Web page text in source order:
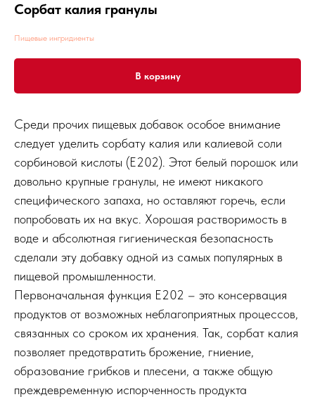
Сорбат калия гранулы
Пищевые ингридиенты
В корзину
Среди прочих пищевых добавок особое внимание
следует уделить сорбату калия или калиевой соли
сорбиновой кислоты (Е202). Этот белый порошок или
довольно крупные гранулы, не имеют никакого
специфического запаха, но оставляют горечь, если
попробовать их на вкус. Хорошая растворимость в
воде и абсолютная гигиеническая безопасность
сделали эту добавку одной из самых популярных в
пищевой промышленности.
Первоначальная функция Е202 – это консервация
продуктов от возможных неблагоприятных процессов,
связанных со сроком их хранения. Так, сорбат калия
позволяет предотвратить брожение, гниение,
образование грибков и плесени, а также общую
преждевременную испорченность продукта